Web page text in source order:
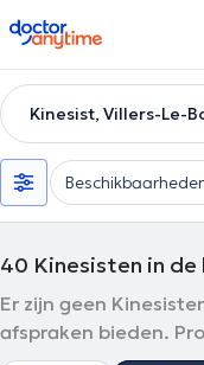
doctoranytime
Kinesist, Villers-Le-
40 Kinesisten in
Er zijn geen
afspraken bieden.